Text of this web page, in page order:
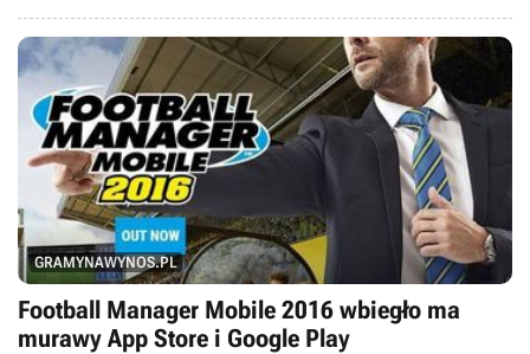
GRAMYNAWYNOS.PL
Football Manager Mobile 2016 wbiegło ma
murawy App Store i Google Play